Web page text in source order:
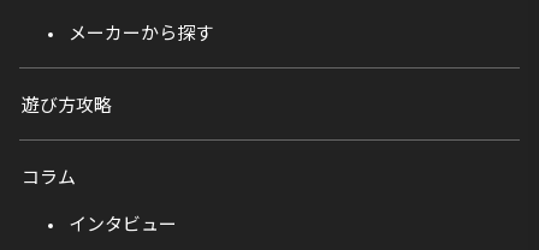
メーカーから探す
遊び方攻略
コラム
インタビュー